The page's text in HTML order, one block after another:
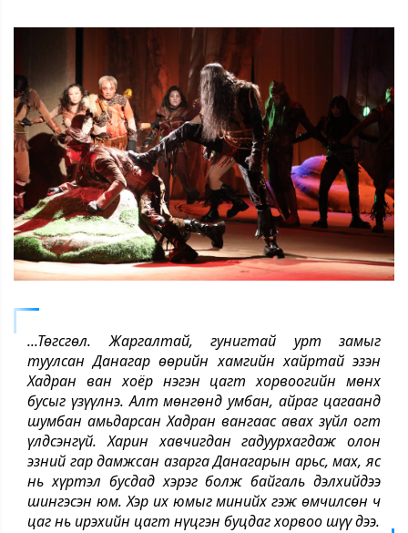
...Төгсгөл. Жаргалтай, гунигтай урт замыг
туулсан Данагар өөрийн хамгийн хайртай эзэн
Хадран ван хоёр нэгэн цагт хорвоогийн мөнх
бусыг үзүүлнэ. Алт мөнгөнд умбан, айраг цагаанд
шумбан амьдарсан Хадран вангаас авах зүйл огт
үлдсэнгүй. Харин хавчигдан гадуурхагдаж олон
эзний гар дамжсан азарга Данагарын арьс, мах, яс
нь хүртэл бусдад хэрэг болж байгаль дэлхийдээ
шингэсэн юм. Хэр их юмыг минийх гэж өмчилсөн ч
цаг нь ирэхийн цагт нүцгэн буцдаг хорвоо шүү дээ.